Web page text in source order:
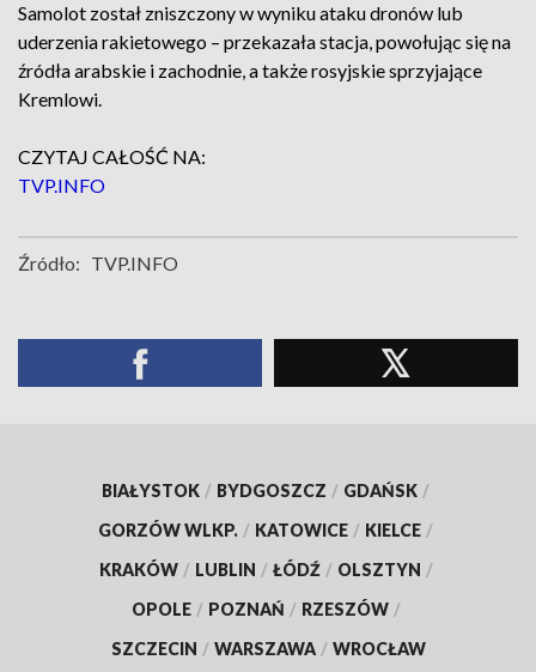
Samolot został zniszczony w wyniku ataku dronów lub
uderzenia rakietowego – przekazała stacja, powołując się na
źródła arabskie i zachodnie, a także rosyjskie sprzyjające
Kremlowi.
CZYTAJ CAŁOŚĆ NA:
TVP.INFO
Źródło: TVP.INFO
BIAŁYSTOK / BYDGOSZCZ / GDAŃSK /
GORZÓW WLKP. / KATOWICE / KIELCE /
KRAKÓW / LUBLIN / ŁÓDŹ / OLSZTYN /
OPOLE / POZNAŃ / RZESZÓW /
SZCZECIN / WARSZAWA / WROCŁAW